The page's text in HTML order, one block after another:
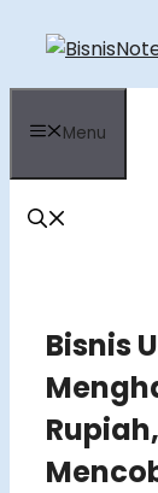
content
Menu
Bisnis